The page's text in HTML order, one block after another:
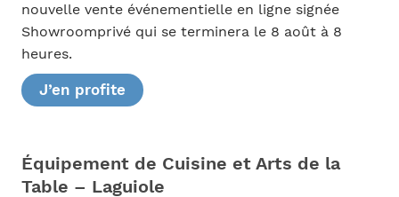
nouvelle vente événementielle en ligne signée
Showroomprivé qui se terminera le 8 août à 8
heures.
J’en profite
Équipement de Cuisine et Arts de la
Table – Laguiole